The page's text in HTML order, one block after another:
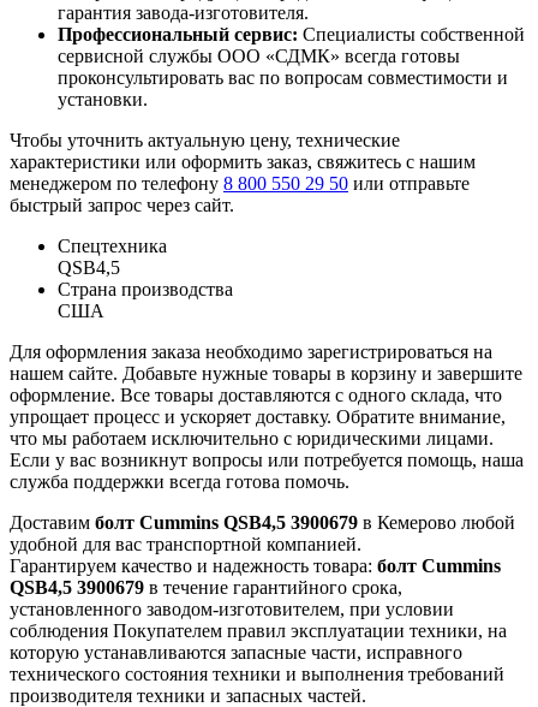
гарантия завода-изготовителя.
Профессиональный сервис: Специалисты собственной
сервисной службы ООО «СДМК» всегда готовы
проконсультировать вас по вопросам совместимости и
установки.
Чтобы уточнить актуальную цену, технические
характеристики или оформить заказ, свяжитесь с нашим
менеджером по телефону 8 800 550 29 50 или отправьте
быстрый запрос через сайт.
Спецтехника
QSB4,5
Страна производства
США
Для оформления заказа необходимо зарегистрироваться на
нашем сайте. Добавьте нужные товары в корзину и завершите
оформление. Все товары доставляются с одного склада, что
упрощает процесс и ускоряет доставку. Обратите внимание,
что мы работаем исключительно с юридическими лицами.
Если у вас возникнут вопросы или потребуется помощь, наша
служба поддержки всегда готова помочь.
Доставим болт Cummins QSB4,5 3900679 в Кемерово любой
удобной для вас транспортной компанией.
Гарантируем качество и надежность товара: болт Cummins
QSB4,5 3900679 в течение гарантийного срока,
установленного заводом-изготовителем, при условии
соблюдения Покупателем правил эксплуатации техники, на
которую устанавливаются запасные части, исправного
технического состояния техники и выполнения требований
производителя техники и запасных частей.